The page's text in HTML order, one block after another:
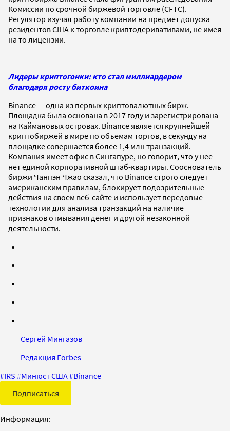
Комиссии по срочной биржевой торговле (CFTC).
Регулятор изучал работу компании на предмет допуска
резидентов США к торговле криптодеривативами, не имея
на то лицензии.
Лидеры криптогонки: кто стал миллиардером
благодаря росту биткоина
Binance — одна из первых криптовалютных бирж.
Площадка была основана в 2017 году и зарегистрирована
на Каймановых островах. Binance является крупнейшей
криптобиржей в мире по объемам торгов, в секунду на
площадке совершается более 1,4 млн транзакций.
Компания имеет офис в Сингапуре, но говорит, что у нее
нет единой корпоративной штаб-квартиры. Сооснователь
биржи Чанпэн Чжао сказал, что Binance строго следует
американским правилам, блокирует подозрительные
действия на своем веб-сайте и использует передовые
технологии для анализа транзакций на наличие
признаков отмывания денег и другой незаконной
деятельности.
Сергей Мингазов
Редакция Forbes
#IRS #Минюст США#Binance
Подписаться
Информация: